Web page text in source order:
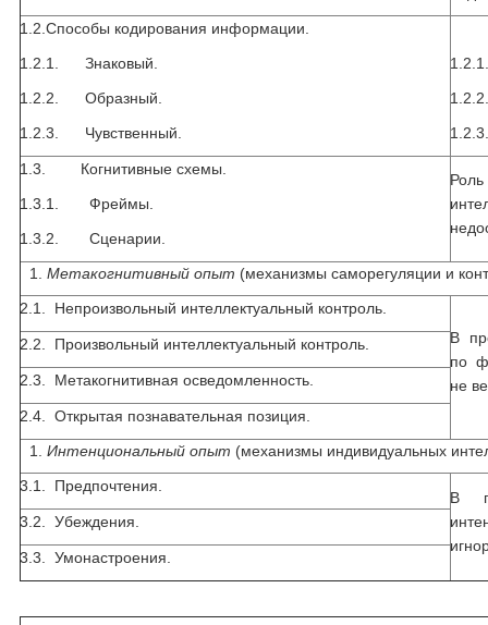
1.2.Способы кодирования информации.
1.2.1. Знаковый.
1.2.2. Образный.
1.2.3. Чувственный.
1.3. Когнитивные схемы.
1.3.1. Фреймы.
1.3.2. Сценарии.
Метакогнитивный опыт (механизмы саморегуляции и
2.1. Непроизвольный интеллектуальный контроль.
В
по
не
2.2. Произвольный интеллектуальный контроль.
2.3. Метакогнитивная осведомленность.
2.4. Открытая познавательная позиция.
Интенциональный опыт (механизмы индивидуальных
3.1. Предпочтения.
В
3.2. Убеждения.
3.3. Умонастроения.